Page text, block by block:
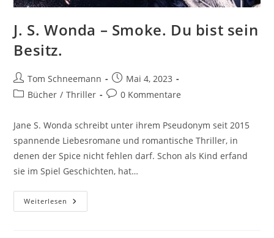
J. S. Wonda – Smoke. Du bist sein
Besitz.
Tom Schneemann
Mai 4, 2023
Bücher / Thriller 0 Kommentare
Jane S. Wonda schreibt unter ihrem Pseudonym seit 2015
spannende Liebesromane und romantische Thriller, in
denen der Spice nicht fehlen darf. Schon als Kind erfand
sie im Spiel Geschichten, hat…
Weiterlesen